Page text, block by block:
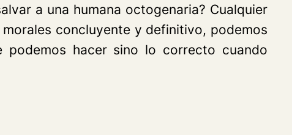
a una humana octogenaria? Cualquier
concluyente y definitivo, podemos
hacer sino lo correcto cuando